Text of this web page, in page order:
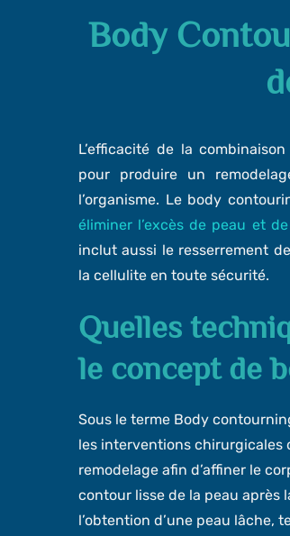
Body
L’efficacité de la
pour produire un
l’organisme. Le body
éliminer l’excès de peau et
inclut aussi le resserrement
la cellulite en toute sécurité.
Quelles
le concept de
Sous le terme Body
les interventions chirurgicales
remodelage afin d’affiner le
contour lisse de la peau après
l’obtention d’une peau lâche,